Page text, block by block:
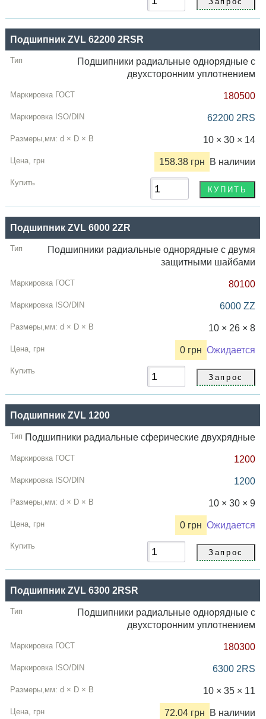
Подшипник ZVL 62200 2RSR
Подшипники радиальные однорядные с
двухсторонним уплотнением
180500
62200 2RS
10 × 30 × 14
158.38 грн В наличии
Подшипник ZVL 6000 2ZR
Подшипники радиальные однорядные с двумя
защитными шайбами
80100
6000 ZZ
10 × 26 × 8
0 грн Ожидается
Подшипник ZVL 1200
Подшипники радиальные сферические двухрядные
1200
1200
10 × 30 × 9
0 грн Ожидается
Подшипник ZVL 6300 2RSR
Подшипники радиальные однорядные с
двухсторонним уплотнением
180300
6300 2RS
10 × 35 × 11
72.04 грн В наличии